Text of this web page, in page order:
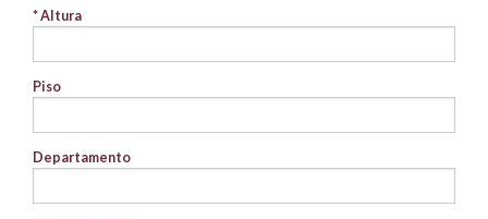
* Altura
Piso
Departamento